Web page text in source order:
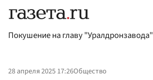
Покушение на главу "Уралдронзавода"
28 апреля 2025 17:26Общество